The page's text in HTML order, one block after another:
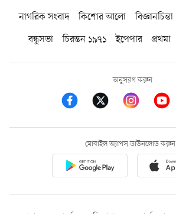
নাগরিক সংবাদ কিশোর আলো বিজ্ঞানচিন্তা
বন্ধুসভা
চিরন্তন ১৯৭১ ইপেপার প্রথমা
অনুসরণ করুন
মোবাইল অ্যাপস ডাউনলোড করুন